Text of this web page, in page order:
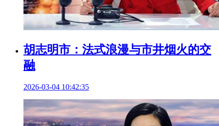
胡志明市：法式浪漫与市井烟火的交
融
2026-03-04 10:42:35